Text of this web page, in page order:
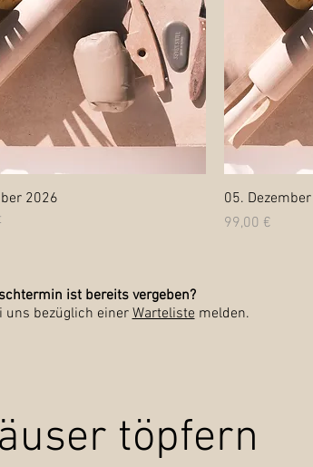
Schnellansicht
2026
05.
Preis
99,00 €
ist bereits vergeben?
uns bezüglich einer Warteliste melden.
töpfern